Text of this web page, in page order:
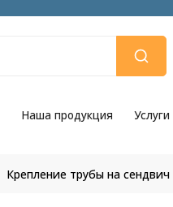
Наша продукция Услуги
Крепление трубы на